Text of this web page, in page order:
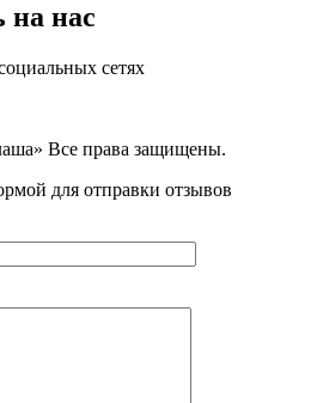
на нас
сетях
Все права защищены.
для отправки отзывов